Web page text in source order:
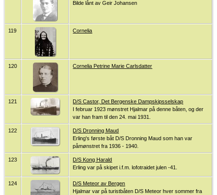
Bilde lånt av Geir Johansen
119 Cornelia
120 Cornelia Petrine Marie Carlsdatter
121
D/S Castor, Det Bergenske Dampskipsselskap
I februar 1923 mønstret Hjalmar på denne båten, og der
var han fram til den 24. mai 1931.
122
D/S Dronning Maud
Erling's første båt D/S Dronning Maud som han var
påmønstret fra 1936 - 1940.
123
D/S Kong Harald
Erling var på skipet i.f.m. lofotraidet julen -41.
124
D/S Meteor av Bergen
Hjalmar var på turistbåten D/S Meteor hver sommer fra